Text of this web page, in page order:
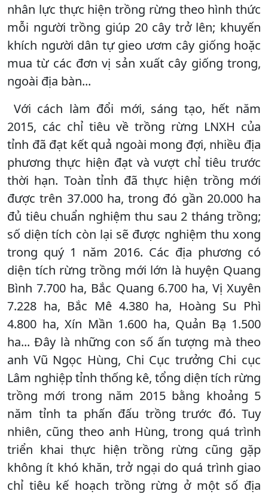
nhân lực thực hiện trồng rừng theo hình thức
mỗi người trồng giúp 20 cây trở lên; khuyến
khích người dân tự gieo ươm cây giống hoặc
mua từ các đơn vị sản xuất cây giống trong,
ngoài địa bàn...
Với cách làm đổi mới, sáng tạo, hết năm
2015, các chỉ tiêu về trồng rừng LNXH của
tỉnh đã đạt kết quả ngoài mong đợi, nhiều địa
phương thực hiện đạt và vượt chỉ tiêu trước
thời hạn. Toàn tỉnh đã thực hiện trồng mới
được trên 37.000 ha, trong đó gần 20.000 ha
đủ tiêu chuẩn nghiệm thu sau 2 tháng trồng;
số diện tích còn lại sẽ được nghiệm thu xong
trong quý 1 năm 2016. Các địa phương có
diện tích rừng trồng mới lớn là huyện Quang
Bình 7.700 ha, Bắc Quang 6.700 ha, Vị Xuyên
7.228 ha, Bắc Mê 4.380 ha, Hoàng Su Phì
4.800 ha, Xín Mần 1.600 ha, Quản Bạ 1.500
ha... Đây là những con số ấn tượng mà theo
anh Vũ Ngọc Hùng, Chi Cục trưởng Chi cục
Lâm nghiệp tỉnh thống kê, tổng diện tích rừng
trồng mới trong năm 2015 bằng khoảng 5
năm tỉnh ta phấn đấu trồng trước đó. Tuy
nhiên, cũng theo anh Hùng, trong quá trình
triển khai thực hiện trồng rừng cũng gặp
không ít khó khăn, trở ngại do quá trình giao
chỉ tiêu kế hoạch trồng rừng ở một số địa